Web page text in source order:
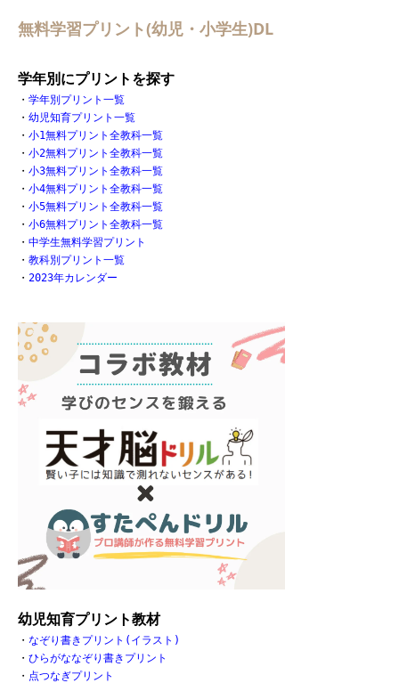
無料学習プリント(幼児・小学生)DL
学年別にプリントを探す
・ 学年別プリント一覧
・ 幼児知育プリント一覧
・ 小1無料プリント全教科一覧
・ 小2無料プリント全教科一覧
・ 小3無料プリント全教科一覧
・ 小4無料プリント全教科一覧
・ 小5無料プリント全教科一覧
・ 小6無料プリント全教科一覧
・ 中学生無料学習プリント
・ 教科別プリント一覧
・ 2023年カレンダー
幼児知育プリント教材
・ なぞり書きプリント(イラスト)
・ ひらがななぞり書きプリント
・ 点つなぎプリント